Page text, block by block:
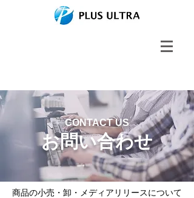
CONTACT US
​お問い合わせ
商品の小売・卸・メディアリリースについて